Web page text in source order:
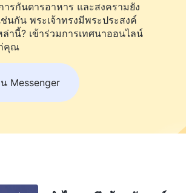
ที่ชุ่มด้วยความเสื่อมทรามเข้าสู่ราชอ
พระเจ้าผู้ทรงมหิทธิฤทธิ์ตรัสว่า “
เจ้า
ลงมาอย่างไรกันแน่เล่า? คนบาปเช่น
ทำให้มีความเพียบพร้อมโดยพระเจ้า เ
ป็นตัวตนเก่าของเจ้า เป็นความจริงที่ว่า
พราะความรอดของพระเจ้า แต่นี่ไม่ไ
ได้อย่างไรหากเจ้ายังไม่ได้ถูกเปลี่ยน
ชื่อในพระเจ้าของเจ้าแล้ว นั่นคือ เจ้า
เป็นที่ถูกพระทัยของพระเจ้า พระเจ้า
รกันดารอาหาร และสงครามยัง
ช่นกัน พระเจ้าทรงมีพระประสงค์
ล่านี้? เข้าร่วมการเทศนาออนไลน์
คุณ
Messenger